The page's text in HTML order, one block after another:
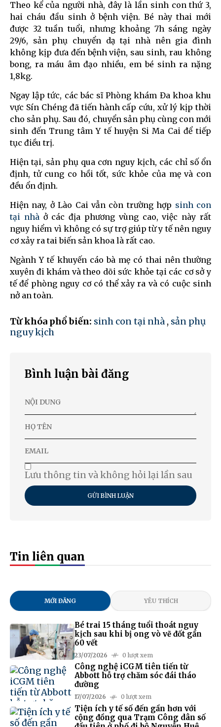
Theo kể của người nhà, đây là lần sinh con thứ 3,
hai cháu đầu sinh ở bệnh viện. Bé này thai mới
được 32 tuần tuổi, nhưng khoảng 7h sáng ngày
29/6, sản phụ chuyển dạ tại nhà nên gia đình
không kịp đưa đến bệnh viện, sau sinh, rau không
bong, ra máu âm đạo nhiều, em bé sinh ra nặng
1,8kg.
Ngay lập tức, các bác sĩ Phòng khám Đa khoa khu
vực Sín Chéng đã tiến hành cấp cứu, xử lý kịp thời
cho sản phụ. Sau đó, chuyển sản phụ cùng con mới
sinh đến Trung tâm Y tế huyện Si Ma Cai để tiếp
tục điều trị.
Hiện tại, sản phụ qua cơn nguy kịch, các chỉ số ổn
định, tử cung co hồi tốt, sức khỏe của mẹ và con
đều ổn định.
Hiện nay, ở Lào Cai vẫn còn trường hợp sinh con
tại nhàở các địa phương vùng cao, việc này rất
nguy hiểm vì không có sự trợ giúp từ y tế nên nguy
cơ xảy ra tai biến sản khoa là rất cao.
Ngành Y tế khuyến cáo bà mẹ có thai nên thường
xuyên đi khám và theo dõi sức khỏe tại các cơ sở y
tế để phòng nguy cơ có thể xảy ra và có cuộc sinh
nở an toàn.
Từ khóa phổ biến: sinh con tại nhà , sản phụ
nguy kịch
Bình luận bài đăng
Lưu thông tin và không hỏi lại lần sau
GỬI BÌNH LUẬN
Tin liên quan
MỚI ĐĂNG YÊU THÍCH
Bé trai 15 tháng tuổi thoát nguy
kịch sau khi bị ong vò vẽ đốt gần
60 vết
23/07/2026 0 lượt xem
Công nghệ iCGM tiên tiến từ
Abbott hỗ trợ chăm sóc đái tháo
đường
17/07/2026 0 lượt xem
Tiện ích y tế số đến gần hơn với
cộng đồng qua Trạm Công dân số